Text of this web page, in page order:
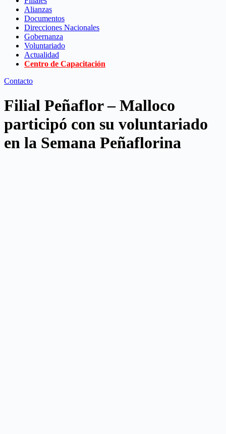
Alianzas
Documentos
Direcciones Nacionales
Gobernanza
Voluntariado
Actualidad
Centro de Capacitación
Contacto
Filial Peñaflor – Malloco
participó con su voluntariado
en la Semana Peñaflorina